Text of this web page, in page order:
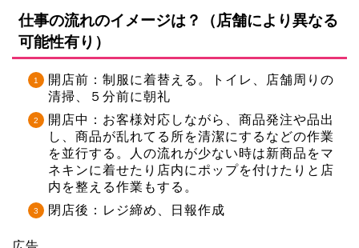
仕事の流れのイメージは？（店舗により異なる
可能性有り）
開店前：制服に着替える。トイレ、店舗周りの
清掃、５分前に朝礼
開店中：お客様対応しながら、商品発注や品出
し、商品が乱れてる所を清潔にするなどの作業
を並行する。人の流れが少ない時は新商品をマ
ネキンに着せたり店内にポップを付けたりと店
内を整える作業もする。
閉店後：レジ締め、日報作成